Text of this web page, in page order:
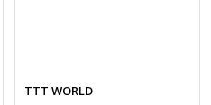
TTT WORLD